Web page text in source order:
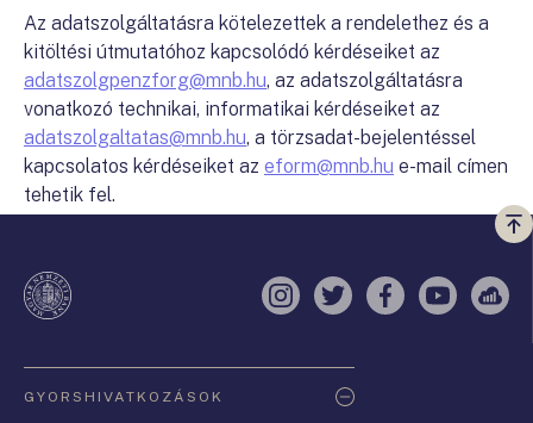
Az adatszolgáltatásra kötelezettek a rendelethez és a
kitöltési útmutatóhoz kapcsolódó kérdéseiket az
adatszolgpenzforg@mnb.hu, az adatszolgáltatásra
vonatkozó technikai, informatikai kérdéseiket az
adatszolgaltatas@mnb.hu, a törzsadat-bejelentéssel
kapcsolatos kérdéseiket az eform@mnb.hu e-mail címen
tehetik fel.
a
Instagram
TwitterFacebook
YouTube
GYORSHIVATKOZÁSOK